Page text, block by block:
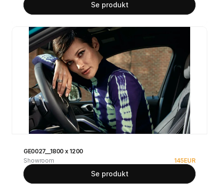
Se produkt
GE0027__1800 x 1200
Showroom
145EUR
Se produkt